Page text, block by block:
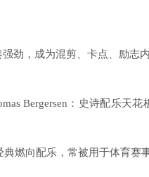
劲，成为混剪、卡点、励志
Bergersen：史诗配乐天
典燃向配乐，常被用于体育赛